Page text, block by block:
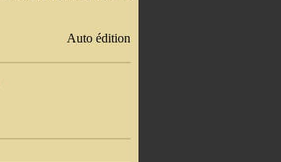
Auto édition